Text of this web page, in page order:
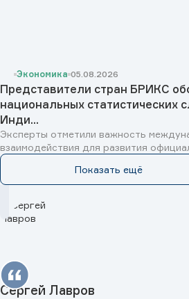
Экономика 05.08.2026
Представители стран БРИКС
национальных статистических
Инди...
Эксперты отметили важность
взаимодействия для развития
Показать ещё
Сергей Лавров